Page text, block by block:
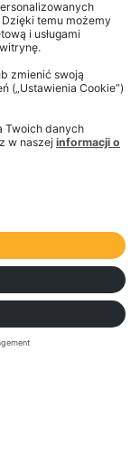
oferty
dbaj o
umów i
usług
do Freight
bezpośrednio